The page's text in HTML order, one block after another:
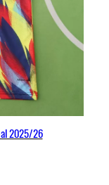
2025/26